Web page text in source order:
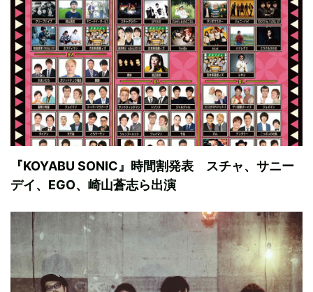
『KOYABU SONIC』時間割発表 スチャ、サニー
デイ、EGO、崎山蒼志ら出演